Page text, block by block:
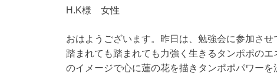
H.K様 女性
おはようございます。昨日は、勉強会に参加させ
踏まれても踏まれても力強く生きるタンポポの
のイメージで心に蓮の花を描きタンポポパワーを